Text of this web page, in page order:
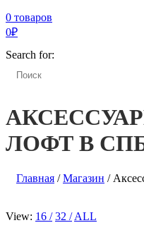
0 товаров
0₽
Search for:
ЛОФТ В
Главная /Магазин /
View: 16 32 ALL